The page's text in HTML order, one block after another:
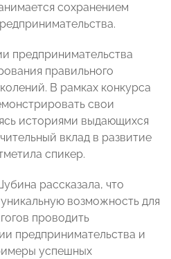
сохранением
предпринимательства
правильного
В рамках конкурса
свои
историями выдающихся
вклад в развитие
спикер.
рассказала, что
возможность для
проводить
предпринимательства и
успешных